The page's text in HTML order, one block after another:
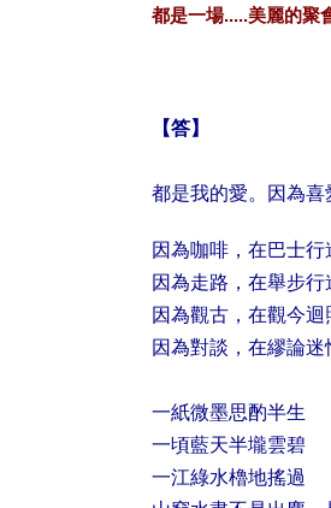
都是一場.....美麗的聚
【答】
都是我的愛。因為
因為咖啡，在巴士
因為走路，在舉步
因為觀古，在觀今
因為對談，在繆論
一紙微墨思酌半生
一頃藍天半壠雲碧
一江綠水櫓地搖過